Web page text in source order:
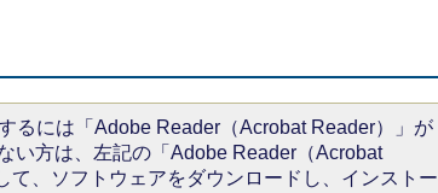
るには「Adobe Reader（Acrobat Reader）」が
い方は、左記の「Adobe Reader（Acrobat
、ソフトウェアをダウンロードし、インストー